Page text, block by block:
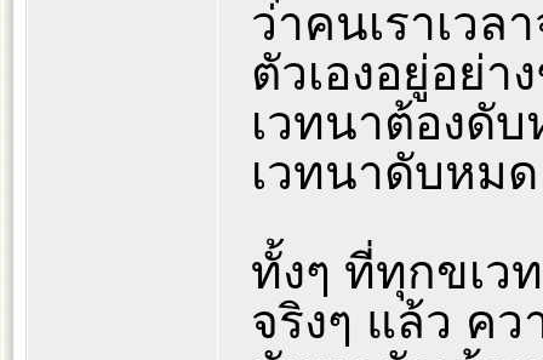
ว่าคนเราเวล
ตัวเองอยู่อย่
เวทนาต้องดั
เวทนาดับหมด
ทั้งๆ ที่ทุกขเว
จริงๆ แล้ว ค